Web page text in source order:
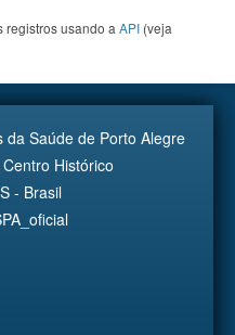
registros usando a API (veja
da Saúde de Porto Alegre
Histórico
- Brasil